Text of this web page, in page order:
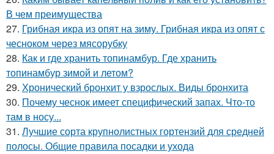
В чем преимущества
27. Грибная икра из опят на зиму. Грибная икра из опят с
чесноком через мясорубку
28. Как и где хранить топинамбур. Где хранить
топинамбур зимой и летом?
29. Хронический бронхит у взрослых. Виды бронхита
30. Почему чеснок имеет специфический запах. Что-то
там в носу...
31. Лучшие сорта крупнолистных гортензий для средней
полосы. Общие правила посадки и ухода